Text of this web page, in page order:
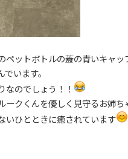
ペットボトルの蓋の青いキャ
います。
なのでしょう！！
ークくんを優しく見守るお姉ち
いひとときに癒されています